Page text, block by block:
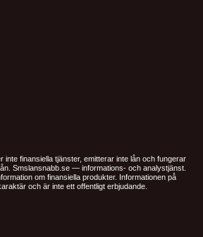
inte finansiella tjänster, emitterar inte lån och fungerar
Smslansnabb.se — informations- och analystjänst.
om finansiella produkter. Informationen på
och är inte ett offentligt erbjudande.